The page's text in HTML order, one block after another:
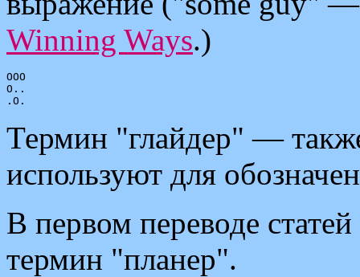
Winning Ways.)
OOO
O..
Термин "глайдер" —
используют для
В первом переводе
термин "планер".